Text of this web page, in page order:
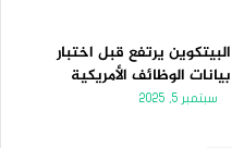
البيتكوين يرتفع قبل اختبار
بيانات الوظائف الأمريكية
سبتمبر 5, 2025